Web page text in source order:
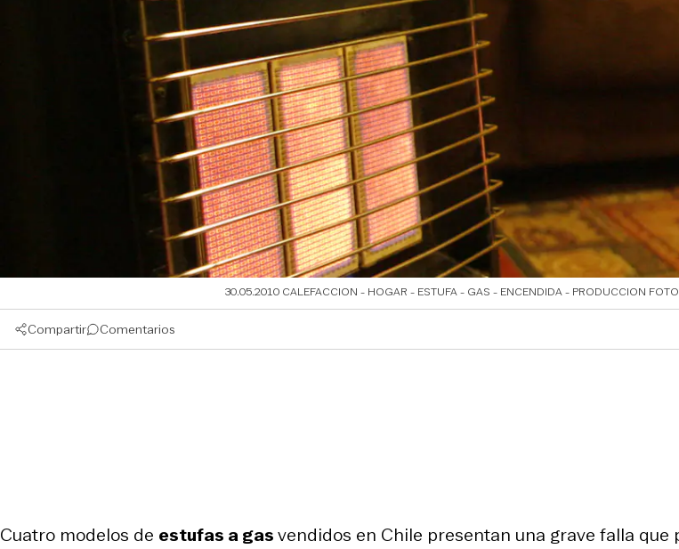
30.05.2010 CALEFACCION - HOGAR - ESTUFA - GAS - ENCENDIDA - PRODUCCION
Compartir Comentarios
Cuatro modelos de estufas a gasvendidos en Chile presentan una grave falla que